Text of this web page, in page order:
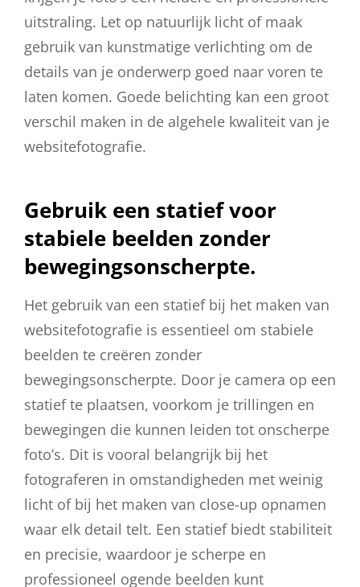
uitstraling. Let op natuurlijk licht of maak
gebruik van kunstmatige verlichting om de
details van je onderwerp goed naar voren te
laten komen. Goede belichting kan een groot
verschil maken in de algehele kwaliteit van je
websitefotografie.
Gebruik een statief voor
stabiele beelden zonder
bewegingsonscherpte.
Het gebruik van een statief bij het maken van
websitefotografie is essentieel om stabiele
beelden te creëren zonder
bewegingsonscherpte. Door je camera op een
statief te plaatsen, voorkom je trillingen en
bewegingen die kunnen leiden tot onscherpe
foto’s. Dit is vooral belangrijk bij het
fotograferen in omstandigheden met weinig
licht of bij het maken van close-up opnamen
waar elk detail telt. Een statief biedt stabiliteit
en precisie, waardoor je scherpe en
professioneel ogende beelden kunt